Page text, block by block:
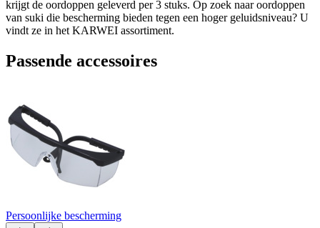
krijgt de oordoppen geleverd per 3 stuks. Op zoek naar oordoppen
van suki die bescherming bieden tegen een hoger geluidsniveau? U
vindt ze in het KARWEI assortiment.
Passende accessoires
Persoonlijke bescherming